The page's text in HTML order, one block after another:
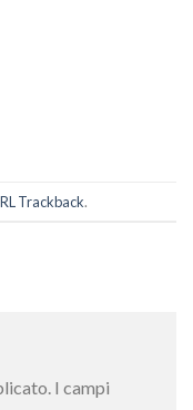
Trackback.
I campi